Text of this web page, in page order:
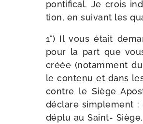
pon­ti­fi­cal. Je crois
tion, en sui­vant les
1°) Il vous était
pour la part que
créée (notam­ment
le conte­nu et dans
contre le Siège
déclare sim­ple­ment
déplu au Saint-